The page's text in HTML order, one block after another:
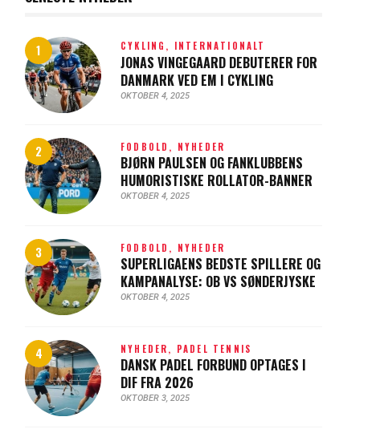
CYKLING, INTERNATIONALT
JONAS VINGEGAARD DEBUTERER FOR
DANMARK VED EM I CYKLING
OKTOBER 4, 2025
FODBOLD, NYHEDER
BJØRN PAULSEN OG FANKLUBBENS
HUMORISTISKE ROLLATOR-BANNER
OKTOBER 4, 2025
FODBOLD, NYHEDER
SUPERLIGAENS BEDSTE SPILLERE OG
KAMPANALYSE: OB VS SØNDERJYSKE
OKTOBER 4, 2025
NYHEDER, PADEL TENNIS
DANSK PADEL FORBUND OPTAGES I
DIF FRA 2026
OKTOBER 3, 2025